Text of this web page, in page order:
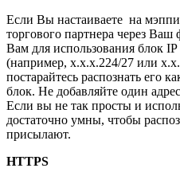
Если Вы настаиваете на
торгового партнера через
Вам для использования блок IP
(например, x.x.x.224/27 или
постарайтесь распознать его
блок. Не добавляйте один
Если вы не так просты и
достаточно умны, чтобы
присылают.
HTTPS